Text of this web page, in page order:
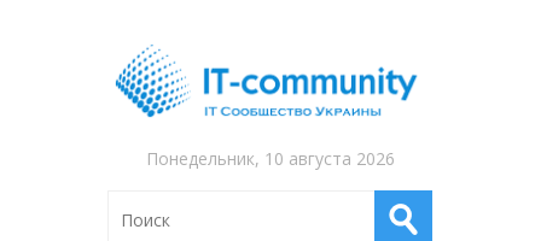
Понедельник, 10 августа 2026